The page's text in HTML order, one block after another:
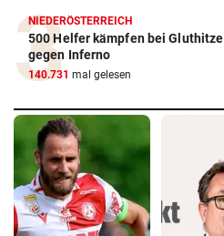
NIEDERÖSTERREICH
500 Helfer kämpfen bei Gluthitze
gegen Inferno
140.731 mal gelesen